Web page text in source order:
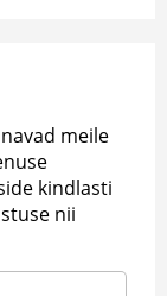
meile
kindlasti
nii